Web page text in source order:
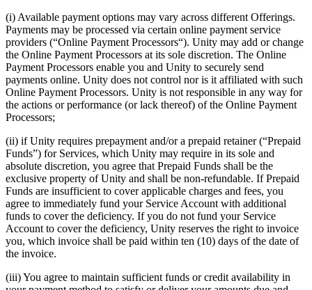
(i) Available payment options may vary across different Offerings.
Payments may be processed via certain online payment service
providers (“Online Payment Processors“). Unity may add or change
the Online Payment Processors at its sole discretion. The Online
Payment Processors enable you and Unity to securely send
payments online. Unity does not control nor is it affiliated with such
Online Payment Processors. Unity is not responsible in any way for
the actions or performance (or lack thereof) of the Online Payment
Processors;
(ii) if Unity requires prepayment and/or a prepaid retainer (“Prepaid
Funds”) for Services, which Unity may require in its sole and
absolute discretion, you agree that Prepaid Funds shall be the
exclusive property of Unity and shall be non-refundable. If Prepaid
Funds are insufficient to cover applicable charges and fees, you
agree to immediately fund your Service Account with additional
funds to cover the deficiency. If you do not fund your Service
Account to cover the deficiency, Unity reserves the right to invoice
you, which invoice shall be paid within ten (10) days of the date of
the invoice.
(iii) You agree to maintain sufficient funds or credit availability in